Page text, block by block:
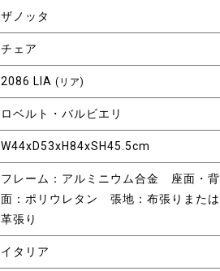
ザノッタ
チェア
2086 LIA (リア)
ロベルト・バルビエリ
W44xD53xH84xSH45.5cm
フレーム：アルミニウム合金 座面・背
面：ポリウレタン 張地：布張りまたは
革張り
イタリア